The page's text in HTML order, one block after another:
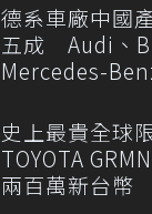
德系車廠中國
五成 Audi、
Mercedes-
史上最貴全球
TOYOTA
兩百萬新台幣